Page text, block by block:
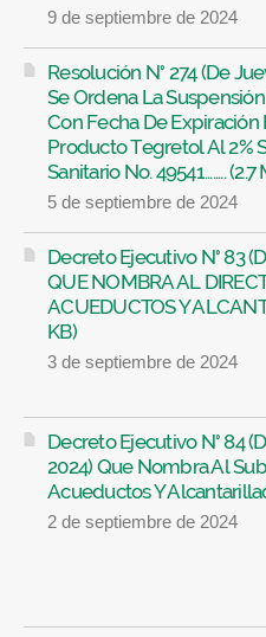
9 de septiembre de 2024
Resolución N° 274 (De
Se Ordena La
Con Fecha De
Producto Tegretol Al 2%
Sanitario No. 49541........ (2.7
5 de septiembre de 2024
Decreto Ejecutivo N° 83
QUE NOMBRA AL
ACUEDUCTOS Y
KB)
3 de septiembre de 2024
Decreto Ejecutivo N° 84
2024) Que Nombra Al
Acueductos Y
2 de septiembre de 2024